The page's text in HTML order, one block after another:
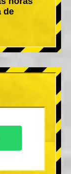
de